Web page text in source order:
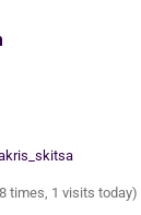
times, 1 visits today)